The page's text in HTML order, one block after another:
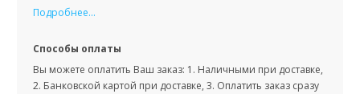
Подробнее...
Способы оплаты
Вы можете оплатить Ваш заказ: 1. Наличными при доставке,
2. Банковской картой при доставке, 3. Оплатить заказ сразу